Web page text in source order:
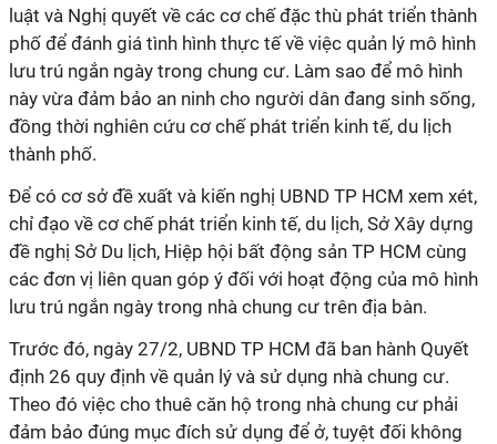
luật và Nghị quyết về các cơ chế đặc thù phát triển thành
phố để đánh giá tình hình thực tế về việc quản lý mô hình
lưu trú ngắn ngày trong chung cư. Làm sao để mô hình
này vừa đảm bảo an ninh cho người dân đang sinh sống,
đồng thời nghiên cứu cơ chế phát triển kinh tế, du lịch
thành phố.
Để có cơ sở đề xuất và kiến nghị UBND TP HCM xem xét,
chỉ đạo về cơ chế phát triển kinh tế, du lịch, Sở Xây dựng
đề nghị Sở Du lịch, Hiệp hội bất động sản TP HCM cùng
các đơn vị liên quan góp ý đối với hoạt động của mô hình
lưu trú ngắn ngày trong nhà chung cư trên địa bàn.
Trước đó, ngày 27/2, UBND TP HCM đã ban hành Quyết
định 26 quy định về quản lý và sử dụng nhà chung cư.
Theo đó việc cho thuê căn hộ trong nhà chung cư phải
đảm bảo đúng mục đích sử dụng để ở, tuyệt đối không